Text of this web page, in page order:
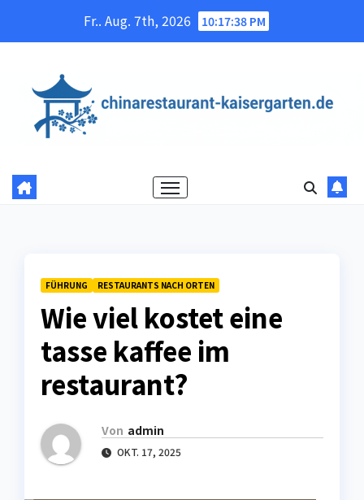
Fr.. Aug. 7th, 2026 10:17:39 PM
FÜHRUNG RESTAURANTS NACH ORTEN
Wie viel kostet eine
tasse kaffee im
restaurant?
Von admin
OKT. 17, 2025